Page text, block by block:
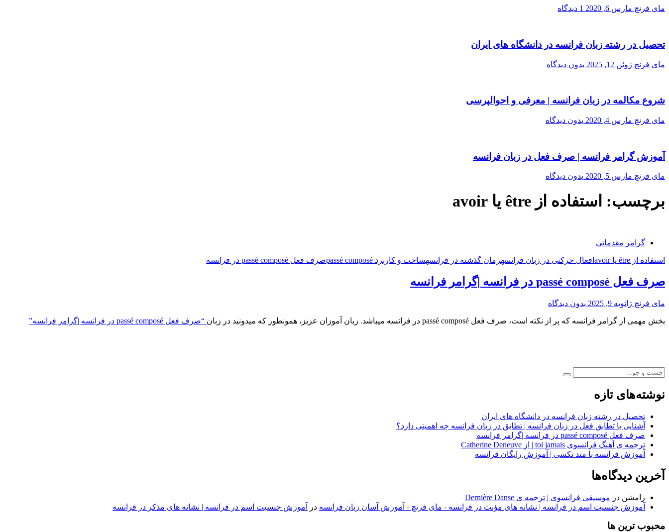
مای فرنچ مارس 6, 2020 1 دیدگاه
تحصیل در رشته زبان فرانسه در دانشگاه های ایران
مای فرنچ ژوئن 12, 2025 بدون دیدگاه
شروع مکالمه در زبان فرانسه | معرفی و احوالپرسی
مای فرنچ مارس 4, 2020 بدون دیدگاه
آموزش گرامر فرانسه | صرف فعل در زبان فرانسه
مای فرنچ مارس 5, 2020 بدون دیدگاه
برچسب: استفاده از être یا avoir
گرامر مقدماتی
استفاده از être یا avoir افعال حرکتی در زبان فرانسهزمان گذشته در فرانسهساخت و کاربرد passé composé صرف فعل passé composé در فرانسه
صرف فعل passé composé در فرانسه |گرامر فرانسه
مای فرنچ ژانویه 9, 2025 بدون دیدگاه
بخش مهمی از گرامر فرانسه که پر از نکته است، صرف فعل passé composé در فرانسه میباشد. زبان آموزان عزیز، همونطور که میدونید در زبان “صرف فعل passé composé در فرانسه |گرامر فرانسه”
نوشته‌های تازه
تحصیل در رشته زبان فرانسه در دانشگاه های ایران
آشنایی با تطابق فعل در زبان فرانسه | تطابق در زبان فرانسه چه اهمیتی دارد؟
صرف فعل passé composé در فرانسه |گرامر فرانسه
ترجمه ی آهنگ فرانسوی toi jamais | از Catherine Deneuve
آموزش فرانسه با متد تکسی | آموزش رایگان فرانسه
آخرین دیدگاه‌ها
رامشن در موسیقی فرانسوی | ترجمه ی Dernière Danse
آموزش جنسیت اسم در فرانسه | نشانه های مؤنث در فرانسه - مای فرنچ - آموزش آسان زبان فرانسه در آموزش جنسیت اسم در فرانسه | نشانه های مذکر در فرانسه
محبوب ترین ها